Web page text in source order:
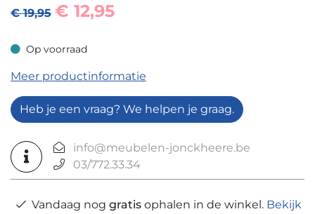
€ 19,95 € 12,95
Op voorraad
Op voorraad
Meer productinformatie
Heb je een vraag? We helpen je graag.
info@meubelen-jonckheere.be
03/772.33.34
Vandaag nog gratis ophalen in de winkel. Bekijk